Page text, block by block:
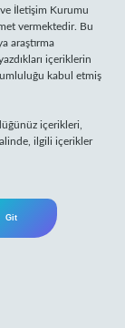
İletişim Kurumu
vermektedir. Bu
araştırma
içeriklerin
kabul etmiş
içerikleri,
ilgili içerikler